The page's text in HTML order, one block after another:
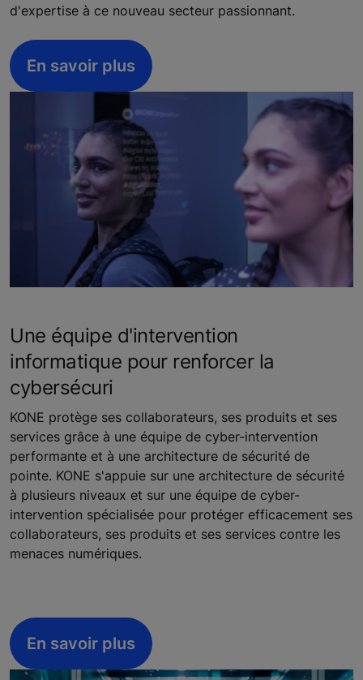
d'expertise à ce nouveau secteur passionnant.
En savoir plus
Une équipe d'intervention
informatique pour renforcer la
cybersécuri
KONE protège ses collaborateurs, ses produits et ses
services grâce à une équipe de cyber-intervention
performante et à une architecture de sécurité de
pointe. KONE s'appuie sur une architecture de sécurité
à plusieurs niveaux et sur une équipe de cyber-
intervention spécialisée pour protéger efficacement ses
collaborateurs, ses produits et ses services contre les
menaces numériques.
En savoir plus